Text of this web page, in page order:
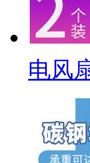
电风